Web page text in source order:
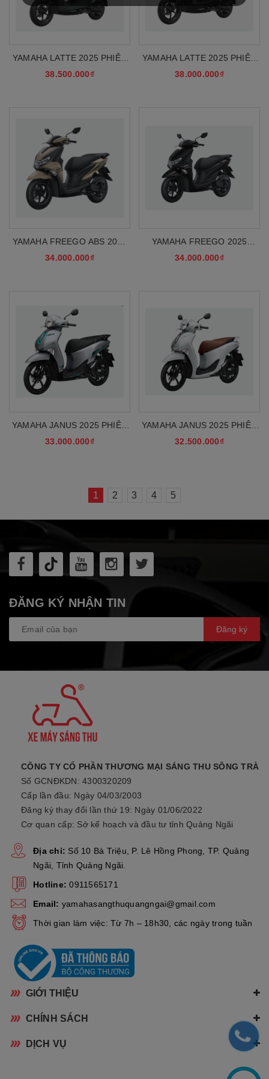
YAMAHA LATTE 2025 PHIÊN
BẢN GIỚI HẠN
38.500.000₫
YAMAHA LATTE 2025 PHIÊN
BẢN TIÊU CHUẨN
38.000.000₫
YAMAHA FREEGO ABS 2025
PHIÊN BẢN ĐẶC BIỆT
34.000.000₫
YAMAHA FREEGO 2025
PHIÊN BẢN TIÊU CHUẨN
34.000.000₫
YAMAHA JANUS 2025 PHIÊN
BẢN GIỚI HẠN
33.000.000₫
YAMAHA JANUS 2025 PHIÊN
BẢN ĐẶC BIỆT
32.500.000₫
1 2 3 4 5
ĐĂNG KÝ NHẬN TIN
Đăng ký
CÔNG TY CỔ PHẦN THƯƠNG MẠI SÁNG THU SÔNG TRÀ
Số GCNĐKDN: 4300320209
Cấp lần đầu: Ngày 04/03/2003
Đăng ký thay đổi lần thứ 19: Ngày 01/06/2022
Cơ quan cấp: Sở kế hoạch và đầu tư tỉnh Quảng Ngãi
Địa chỉ: Số 10 Bà Triệu, P. Lê Hồng Phong, TP. Quảng
Ngãi, Tỉnh Quảng Ngãi.
Hotline: 0911565171
Email: yamahasangthuquangngai@gmail.com
Thời gian làm việc: Từ 7h – 18h30, các ngày trong tuần
GIỚI THIỆU
CHÍNH SÁCH
DỊCH VỤ